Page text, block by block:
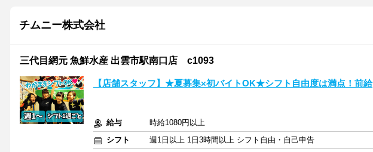
チムニー株式会社
三代目網元 魚鮮水産 出雲市駅南口店 c1093
【店舗スタッフ】★夏募集×初バイトOK★シフト自由度は満点！前給
給与
時給1080円以上
シフト
週1日以上 1日3時間以上 シフト自由・自己申告